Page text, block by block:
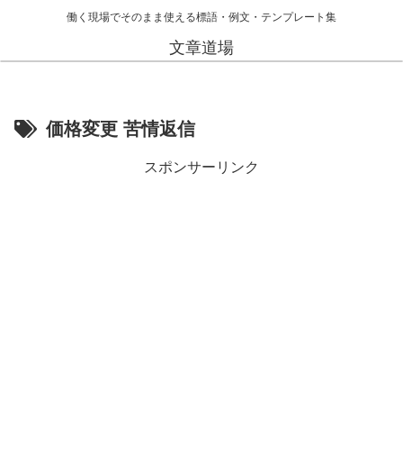
働く現場でそのまま使える標語・例文・テンプレート集
文章道場
価格変更 苦情返信
スポンサーリンク